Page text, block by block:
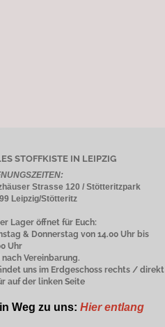
STOFFKISTE IN LEIPZIG
Strasse 120 / Stötteritzpark
Leipzig/Stötteritz
Lager öffnet für Euch:
& Donnerstag von 14.00 Uhr bis
Uhr
nach Vereinbarung.
uns im Erdgeschoss rechts / direkt
auf der linken Seite
Weg zu uns: Hier entlang